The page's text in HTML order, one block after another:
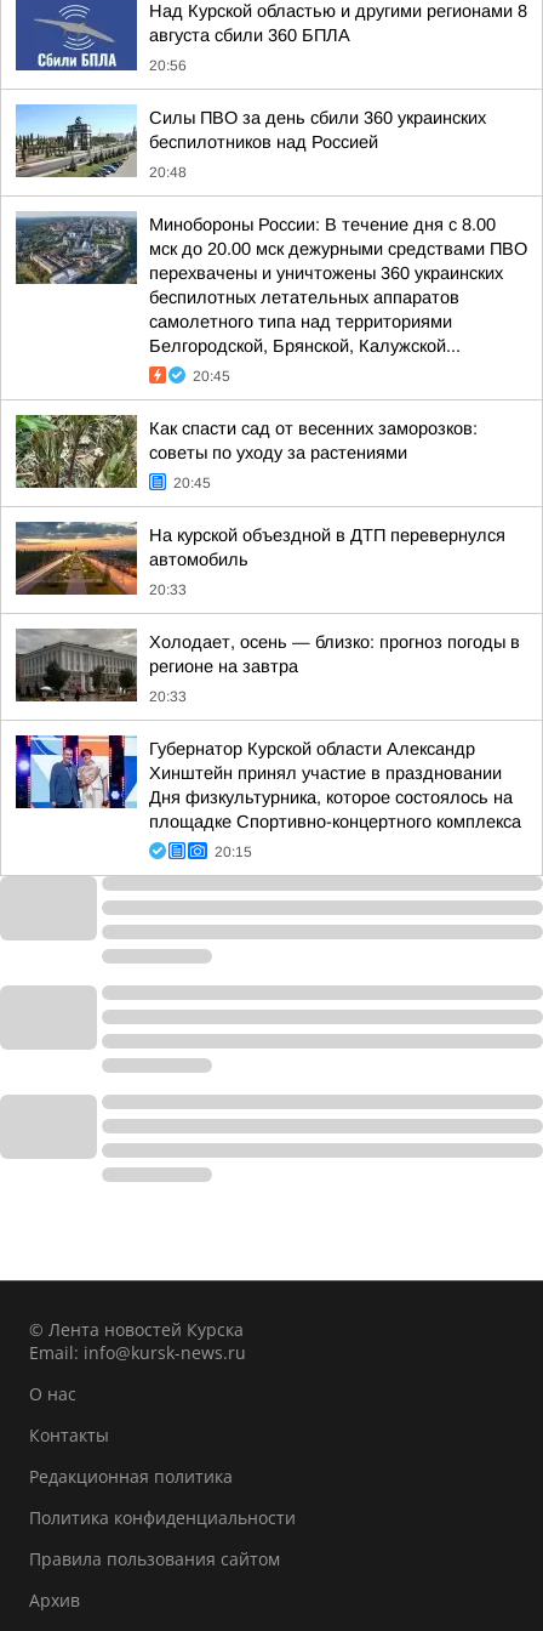
Над Курской областью и другими регионами 8
августа сбили 360 БПЛА
20:56
Силы ПВО за день сбили 360 украинских
беспилотников над Россией
20:48
Минобороны России: В течение дня с 8.00
мск до 20.00 мск дежурными средствами ПВО
перехвачены и уничтожены 360 украинских
беспилотных летательных аппаратов
самолетного типа над территориями
Белгородской, Брянской, Калужской...
20:45
Как спасти сад от весенних заморозков:
советы по уходу за растениями
20:45
На курской объездной в ДТП перевернулся
автомобиль
20:33
Холодает, осень — близко: прогноз погоды в
регионе на завтра
20:33
Губернатор Курской области Александр
Хинштейн принял участие в праздновании
Дня физкультурника, которое состоялось на
площадке Спортивно-концертного комплекса
20:15
© Лента новостей Курска
Email: info@kursk-news.ru
О нас
Контакты
Редакционная политика
Политика конфиденциальности
Правила пользования сайтом
Архив